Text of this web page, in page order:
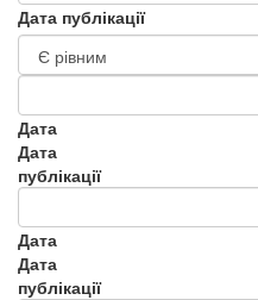
Дата публікації
Дата
Дата
публікації
Дата
Дата
публікації